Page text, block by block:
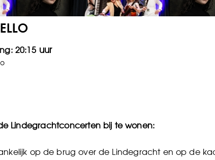
20:15
Lindegrachtconcerten bij te wonen:
op de brug over de Lindegracht en op de